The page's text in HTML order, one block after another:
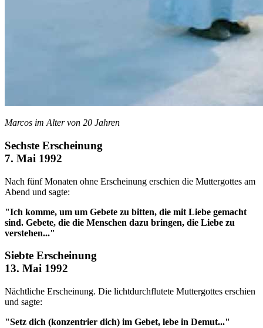
Marcos im Alter von 20 Jahren
Sechste Erscheinung
7. Mai 1992
Nach fünf Monaten ohne Erscheinung erschien die Muttergottes am
Abend und sagte:
"Ich komme, um um Gebete zu bitten, die mit Liebe gemacht
sind. Gebete, die die Menschen dazu bringen, die Liebe zu
verstehen..."
Siebte Erscheinung
13. Mai 1992
Nächtliche Erscheinung. Die lichtdurchflutete Muttergottes erschien
und sagte:
"Setz dich (konzentrier dich) im Gebet, lebe in Demut..."